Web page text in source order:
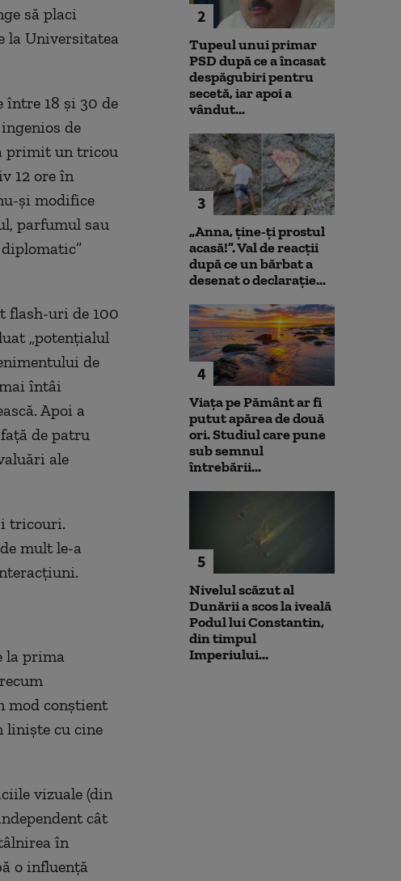
să placi
la Universitatea
între 18 și 30 de
de
primit un tricou
12 ore în
și modifice
parfumul sau
flash-uri de 100
„potențialul
de
întâi
Apoi a
de patru
ale
tricouri.
mult le-a
la prima
mod conștient
liniște cu cine
vizuale (din
cât
în
o influență
2
Tupeul unui primar
PSD după ce a încasat
despăgubiri pentru
secetă, iar apoi a
vândut...
3
„Anna, ţine-ţi prostul
acasă!”. Val de reacții
după ce un bărbat a
desenat o declarație...
4
Viața pe Pământ ar fi
putut apărea de două
ori. Studiul care pune
sub semnul
întrebării...
5
Nivelul scăzut al
Dunării a scos la iveală
Podul lui Constantin,
din timpul
Imperiului...